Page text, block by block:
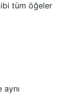
tüm öğeler